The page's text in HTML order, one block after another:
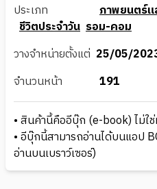
ประเภท
ภาพยนตร์แ
ชีวิตประจำวัน รอม-คอม
วางจำหน่ายตั้งแต่ 25/05/
จำนวนหน้า
191
• สินค้านี้คืออีบุ๊ก (e-book) ไม่ใ
• อีบุ๊กนี้สามารถอ่านได้บนแอป
อ่านบนเบราว์เซอร์)